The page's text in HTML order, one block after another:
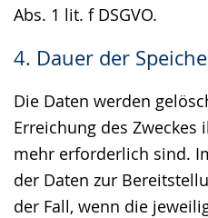
Abs. 1 lit. f DSGVO.
4. Dauer der
Die Daten werden
Erreichung des
mehr erforderlich sind.
der Daten zur
der Fall, wenn die